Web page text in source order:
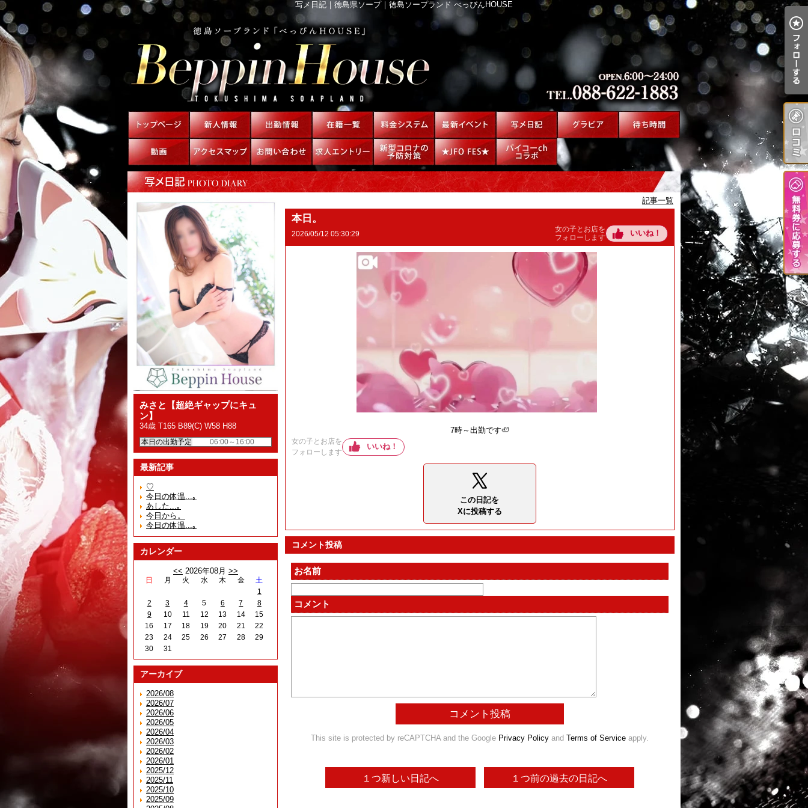
写メ日記｜徳島県ソープ｜徳島ソープランド べっぴんHOUSE
みさと【超絶ギャップにキュ
ン】
34歳 T165 B89(C) W58 H88
本日の出勤予定 06:00～16:00
最新記事
♡
今日の体温...｡
あした...｡
今日から。
今日の体温...｡
カレンダー
<< 2026年08月 >>
日 月 火 水 木 金
土
1
2
3 4 5 6 7
8
9
10 11 12 13 14
15
16
17 18 19 20 21
22
23
24 25 26 27 28
29
30
31
アーカイブ
2026/08
2026/07
2026/06
2026/05
2026/04
2026/03
2026/02
2026/01
2025/12
2025/11
2025/10
2025/09
記事一覧
本日。
2026/05/12 05:30:29
女の子とお店を
フォローします
いいね！
7時～出勤です🦥
女の子とお店を
フォローします
いいね！
この日記を
Xに投稿する
コメント投稿
お名前
コメント
This site is protected by reCAPTCHA and the Google Privacy Policy and Terms of Service apply.
１つ新しい日記へ １つ前の過去の日記へ